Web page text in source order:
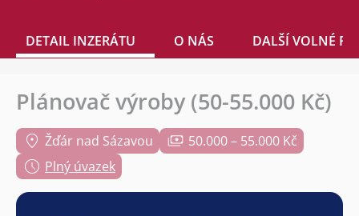
DETAIL INZERÁTU O NÁS DALŠÍ VOLNÉ
Plánovač výroby (50-55.000 Kč)
Žďár nad Sázavou
50.000 – 55.000 Kč
Plný úvazek